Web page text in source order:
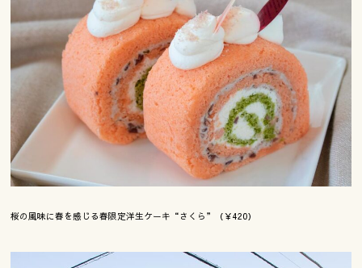
桜の風味に春を感じる春限定洋生ケーキ“さくら”（￥420）